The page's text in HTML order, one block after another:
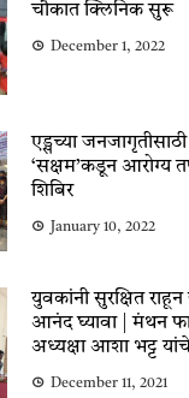
चौकात क्लिनिक सुरू
December 1, 2022
एड्सच्या जनजागृतीसाठी
‘सक्षम’कडून आरोग्य
शिबिर
January 10, 2022
युवकांनी सुरक्षित
आनंद घ्यावा | मंथन
अध्यक्षा आशा भट्ट
December 11, 2021